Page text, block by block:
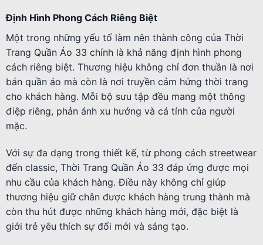
Định Hình Phong Cách Riêng Biệt
Một trong những yếu tố làm nên thành công của Thời
Trang Quần Áo 33 chính là khả năng định hình phong
cách riêng biệt. Thương hiệu không chỉ đơn thuần là nơi
bán quần áo mà còn là nơi truyền cảm hứng thời trang
cho khách hàng. Mỗi bộ sưu tập đều mang một thông
điệp riêng, phản ánh xu hướng và cá tính của người
mặc.
Với sự đa dạng trong thiết kế, từ phong cách streetwear
đến classic, Thời Trang Quần Áo 33 đáp ứng được mọi
nhu cầu của khách hàng. Điều này không chỉ giúp
thương hiệu giữ chân được khách hàng trung thành mà
còn thu hút được những khách hàng mới, đặc biệt là
giới trẻ yêu thích sự đổi mới và sáng tạo.